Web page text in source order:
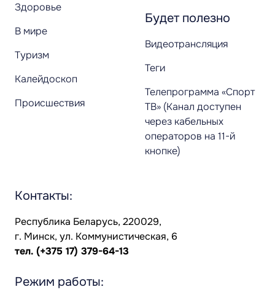
Здоровье
В мире
Туризм
Калейдоскоп
Происшествия
Будет полезно
Видеотрансляция
Теги
Телепрограмма «Спорт
ТВ» (Канал доступен
через кабельных
операторов на 11-й
кнопке)
Контакты:
Республика Беларусь, 220029,
г. Минск, ул. Коммунистическая, 6
тел. (+375 17) 379-64-13
Режим работы: